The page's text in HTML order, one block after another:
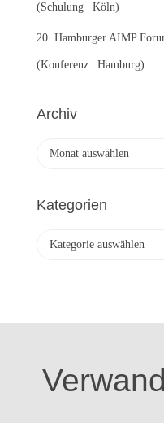
(Schulung | Köln)
20. Hamburger AIMP
(Konferenz | Hamburg)
Archiv
h
Kategorien
o